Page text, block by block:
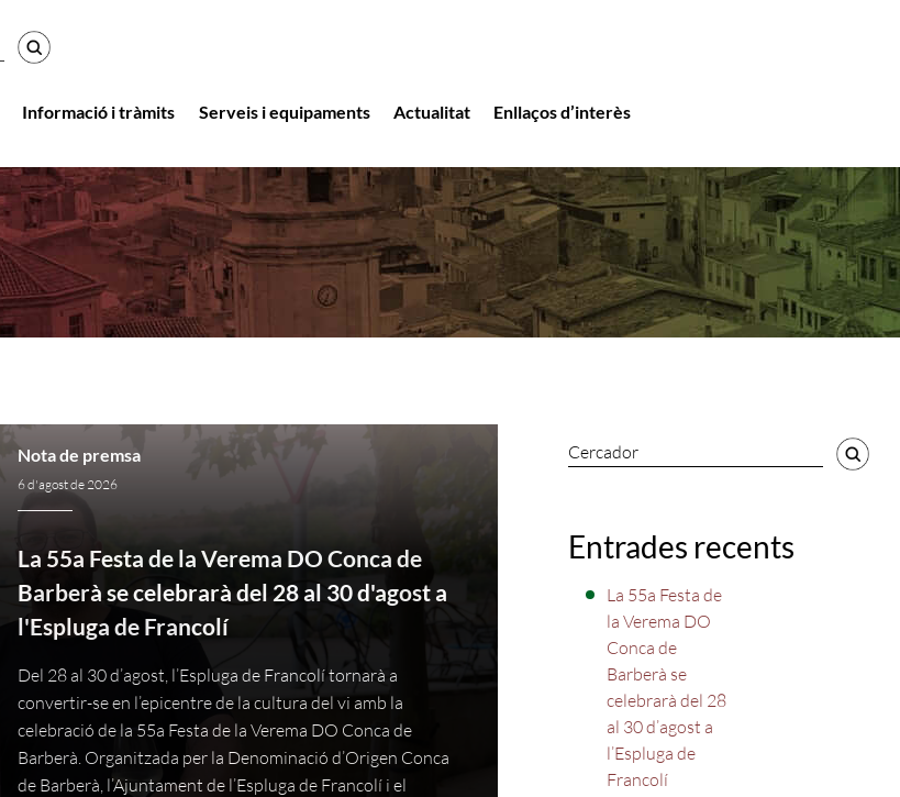
Informació i tràmits Serveis i equipaments Actualitat Enllaços d’interès
Nota de premsa
6 d'agost de 2026
La 55a Festa de la Verema DO Conca de
Barberà se celebrarà del 28 al 30 d'agost a
l'Espluga de Francolí
Del 28 al 30 d’agost, l’Espluga de Francolí tornarà a
convertir-se en l’epicentre de la cultura del vi amb la
celebració de la 55a Festa de la Verema DO Conca de
Barberà. Organitzada per la Denominació d’Origen Conca
de Barberà, l’Ajuntament de l’Espluga de Francolí i el
Cercador
Entrades recents
La 55a Festa de
la Verema DO
Conca de
Barberà se
celebrarà del 28
al 30 d’agost a
l’Espluga de
Francolí